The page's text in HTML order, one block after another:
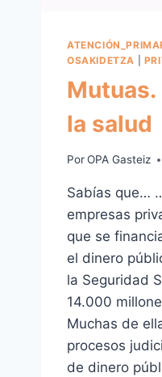
OSAKIDETZA
Mutuas.
la salud
PorOPA Gasteiz
Sabías que…
empresas
que se
el dinero
la Seguridad
14.000
Muchas de
procesos
de dinero